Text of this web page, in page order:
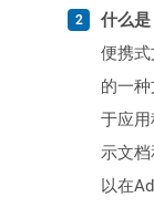
什么是
便携式
的一
于应
示文
以在